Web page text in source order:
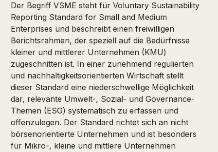
Der Begriff VSME steht für Voluntary Sustainability
Reporting Standard for Small and Medium
Enterprises und beschreibt einen freiwilligen
Berichtsrahmen, der speziell auf die Bedürfnisse
kleiner und mittlerer Unternehmen (KMU)
zugeschnitten ist. In einer zunehmend regulierten
und nachhaltigkeitsorientierten Wirtschaft stellt
dieser Standard eine niederschwellige Möglichkeit
dar, relevante Umwelt-, Sozial- und Governance-
Themen (ESG) systematisch zu erfassen und
offenzulegen. Der Standard richtet sich an nicht
börsenorientierte Unternehmen und ist besonders
für Mikro-, kleine und mittlere Unternehmen